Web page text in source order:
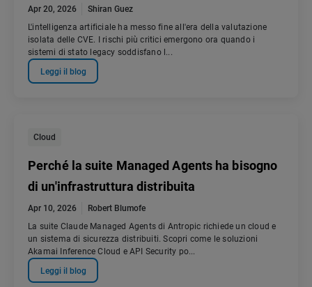
Apr 20, 2026
Shiran Guez
L'intelligenza artificiale ha messo fine all'era della valutazione
isolata delle CVE. I rischi più critici emergono ora quando i
sistemi di stato legacy soddisfano l...
Leggi il blog
Cloud
Perché la suite Managed Agents ha bisogno
di un'infrastruttura distribuita
Apr 10, 2026
Robert Blumofe
La suite Claude Managed Agents di Antropic richiede un cloud e
un sistema di sicurezza distribuiti. Scopri come le soluzioni
Akamai Inference Cloud e API Security po...
Leggi il blog